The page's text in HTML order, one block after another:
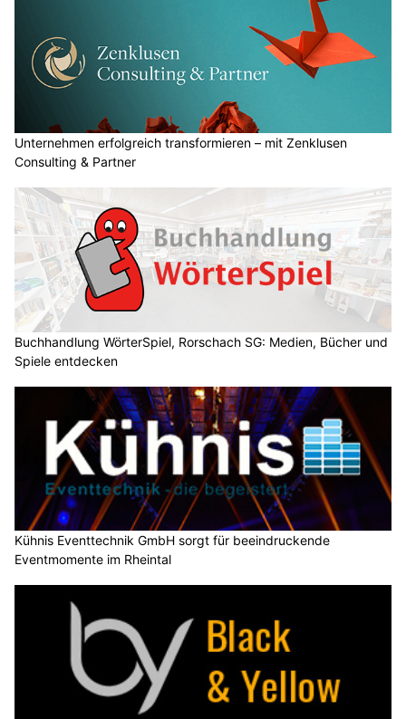
Unternehmen erfolgreich transformieren – mit Zenklusen
Consulting & Partner
Buchhandlung WörterSpiel, Rorschach SG: Medien, Bücher und
Spiele entdecken
Kühnis Eventtechnik GmbH sorgt für beeindruckende
Eventmomente im Rheintal